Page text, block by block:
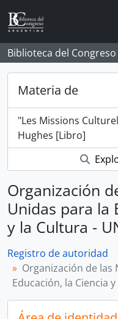
Skip to main content
Biblioteca del
Materia de
"Les Missions
Hughes [Libro]
Organización
Unidas para la
y la Cultura -
Registro de autoridad
Organización de las
Educación, la Ciencia